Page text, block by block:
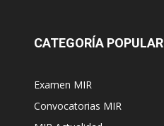
CATEGORÍA POPULAR
Examen MIR
Convocatorias MIR